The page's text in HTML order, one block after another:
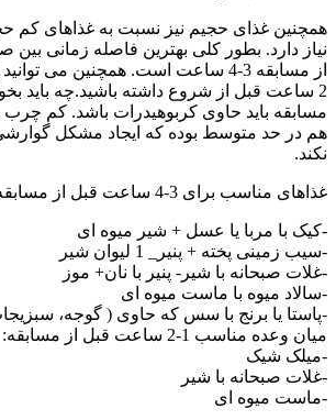
همچنین غذای حجیم نیز نسبت به غذاهای کم
نیاز دارد. بطور کلی بهترین فاصله زمانی
2 ساعت قبل از شروع داشته باشید.چه باید
مسابقه باید حاوی کربوهیدرات باشد. کم چرب
هم در حد متوسط بوده که ایجاد مشکل
نکند.
غذاهای مناسب برای 3-4 ساعت قبل از مسابقه:
-کیک با مربا یا عسل + شیر میوه ای
-سیب زمینی پخته + پنیر_ 1 لیوان شیر
-غلات صبحانه با شیر- پنیر با نان+ موز
-سالاد میوه با ماست میوه ای
-پاستا یا برنج با سس که حاوی ( گوجه،
میان وعده مناسب 1-2 ساعت قبل از مسابقه:
-میلک شیک
-غلات صبحانه با شیر
-ماست میوه ای